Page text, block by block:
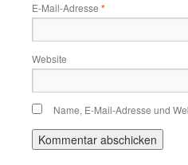
E-Mail-Adresse *
Website
Name, E-Mail-Adresse und